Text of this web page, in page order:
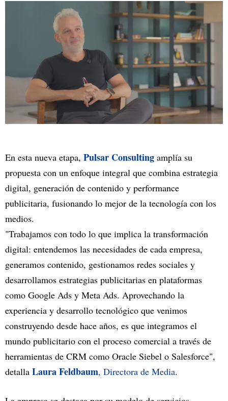
En esta nueva etapa, Pulsar Consulting amplía su
propuesta con un enfoque integral que combina estrategia
digital, generación de contenido y performance
publicitaria, fusionando lo mejor de la tecnología con los
medios.
"Trabajamos con todo lo que implica la transformación
digital: entendemos las necesidades de cada empresa,
generamos contenido, gestionamos redes sociales y
desarrollamos estrategias publicitarias en plataformas
como Google Ads y Meta Ads. Aprovechando la
experiencia y desarrollo tecnológico que venimos
construyendo desde hace años, es que integramos el
mundo publicitario con el proceso comercial a través de
herramientas de CRM como Oracle Siebel o Salesforce",
detalla Laura Feldbaum, Directora de Media.